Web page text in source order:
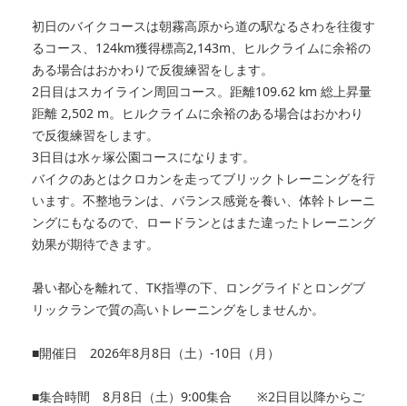
初日のバイクコースは朝霧高原から道の駅なるさわを往復す
るコース、124km獲得標高2,143m、ヒルクライムに余裕の
ある場合はおかわりで反復練習をします。
2日目はスカイライン周回コース。距離109.62 km 総上昇量
距離 2,502 m。ヒルクライムに余裕のある場合はおかわり
で反復練習をします。
3日目は水ヶ塚公園コースになります。
バイクのあとはクロカンを走ってブリックトレーニングを行
います。不整地ランは、バランス感覚を養い、体幹トレーニ
ングにもなるので、ロードランとはまた違ったトレーニング
効果が期待できます。
暑い都心を離れて、TK指導の下、ロングライドとロングブ
リックランで質の高いトレーニングをしませんか。
■開催日 2026年8月8日（土）‐10日（月）
■集合時間 8月8日（土）9:00集合 ※2日目以降からご